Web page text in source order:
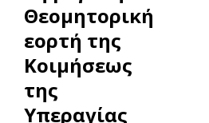
Θεομητορική
εορτή της
Κοιμήσεως
της
Υπεραγίας